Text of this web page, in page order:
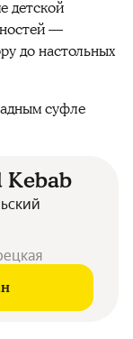
детской
—
до настольных
суфле